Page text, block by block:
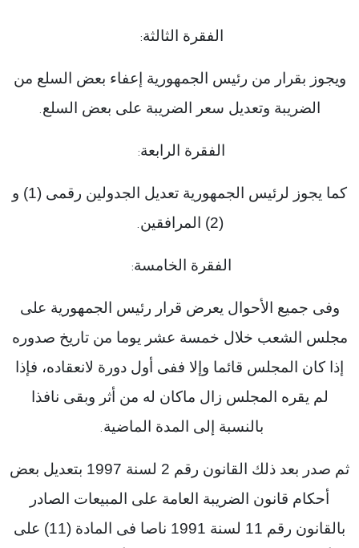
الفقرة الثالثة:
ويجوز بقرار من رئيس الجمهورية إعفاء بعض السلع من
الضريبة وتعديل سعر الضريبة على بعض السلع.
الفقرة الرابعة:
كما يجوز لرئيس الجمهورية تعديل الجدولين رقمى (1) و
(2) المرافقين
.
الفقرة الخامسة:
وفى جميع الأحوال يعرض قرار رئيس الجمهورية على
مجلس الشعب خلال خمسة عشر يوما من تاريخ صدوره
إذا كان المجلس قائما وإلا ففى أول دورة لانعقاده، فإذا
لم يقره المجلس زال ماكان له من أثر وبقى نافذا
بالنسبة إلى المدة الماضية.
ثم صدر بعد ذلك القانون رقم 2 لسنة 1997 بتعديل بعض
أحكام قانون الضريبة العامة على المبيعات الصادر
بالقانون رقم 11 لسنة 1991 ناصا فى المادة (11) على